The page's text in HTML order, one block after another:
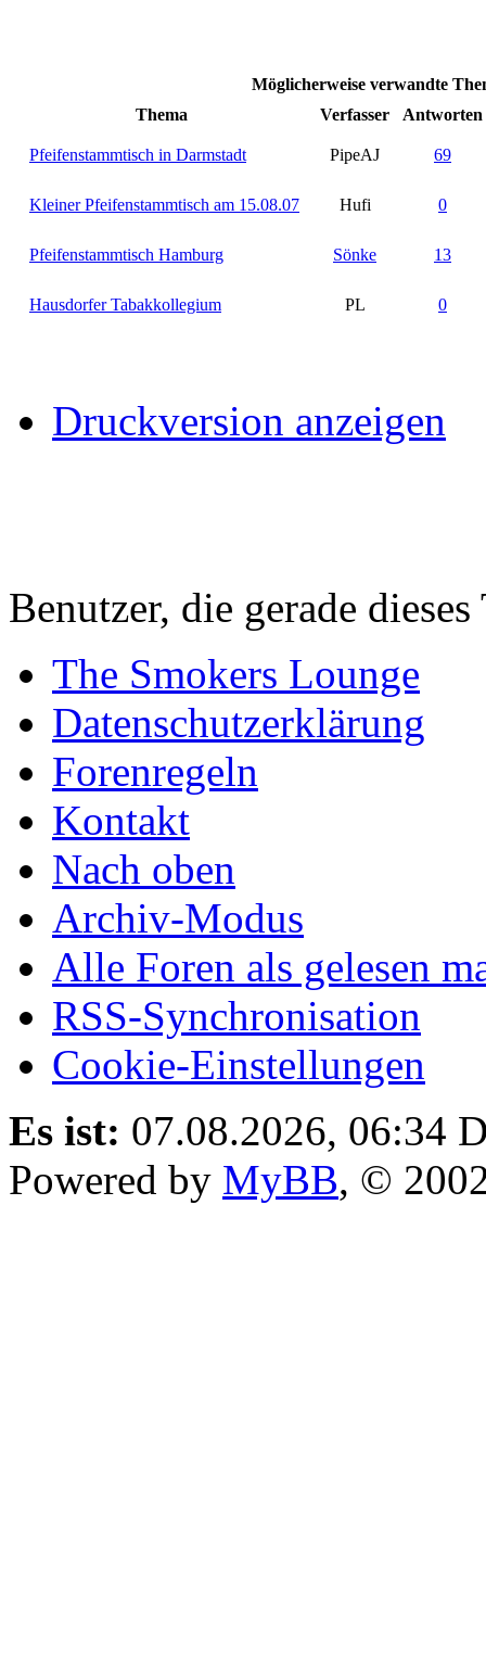
Möglicherweise verwandte
Thema
Verfasser Antworten
Pfeifenstammtisch in Darmstadt PipeAJ 69
Kleiner Pfeifenstammtisch am 15.08.07 Hufi 0
Pfeifenstammtisch Hamburg Sönke 13
Hausdorfer Tabakkollegium PL 0
Druckversion anzeigen
Benutzer, die gerade
The Smokers Lounge
Datenschutzerklärung
Forenregeln
Kontakt
Nach oben
Archiv-Modus
Alle Foren als gelesen
RSS-Synchronisation
Cookie-Einstellungen
Es ist: 07.08.2026, 06:34
Powered by MyBB, ©